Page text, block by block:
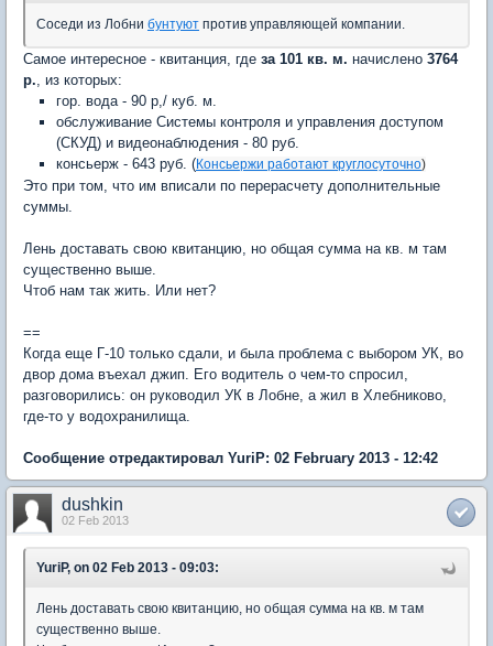
Соседи из Лобни бунтуют против управляющей компании.
Самое интересное - квитанция, где за 101 кв. м. начислено 3764
р., из которых:
гор. вода - 90 р,/ куб. м.
обслуживание Системы контроля и управления доступом
(СКУД) и видеонаблюдения - 80 руб.
консьерж - 643 руб. (Консьержи работают круглосуточно)
Это при том, что им вписали по перерасчету дополнительные
суммы.
Лень доставать свою квитанцию, но общая сумма на кв. м там
существенно выше.
Чтоб нам так жить. Или нет?
==
Когда еще Г-10 только сдали, и была проблема с выбором УК, во
двор дома въехал джип. Его водитель о чем-то спросил,
разговорились: он руководил УК в Лобне, а жил в Хлебниково,
где-то у водохранилища.
Сообщение отредактировал YuriP: 02 February 2013 - 12:42
dushkin
02 Feb 2013
YuriP, on 02 Feb 2013 - 09:03:
Лень доставать свою квитанцию, но общая сумма на кв. м там
существенно выше.